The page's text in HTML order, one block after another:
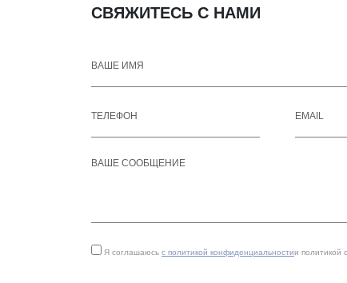
СВЯЖИТЕСЬ С НАМИ
Я соглашаюсь с политикой конфиденциальностии политикой